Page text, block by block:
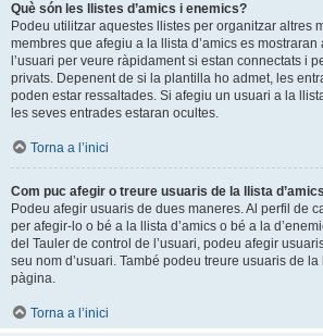
Què són les llistes d’amics i enemics?
Podeu utilitzar aquestes llistes per organitzar altres
membres que afegiu a la llista d’amics es mostraran
l’usuari per veure ràpidament si estan connectats i
privats. Depenent de si la plantilla ho admet, les
poden estar ressaltades. Si afegiu un usuari a la
les seves entrades estaran ocultes.
Torna a l’inici
Com puc afegir o treure usuaris de la llista
Podeu afegir usuaris de dues maneres. Al perfil de
per afegir-lo o bé a la llista d’amics o bé a la
del Tauler de control de l’usuari, podeu afegir
seu nom d’usuari. També podeu treure usuaris de
pàgina.
Torna a l’inici